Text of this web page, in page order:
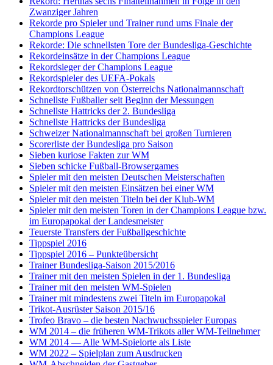
Zwanziger Jahren
Rekorde pro Spieler und Trainer rund ums Finale der
Champions League
Rekorde: Die schnellsten Tore der Bundesliga-Geschichte
Rekordeinsätze in der Champions League
Rekordsieger der Champions League
Rekordspieler des UEFA-Pokals
Rekordtorschützen von Österreichs Nationalmannschaft
Schnellste Fußballer seit Beginn der Messungen
Schnellste Hattricks der 2. Bundesliga
Schnellste Hattricks der Bundesliga
Schweizer Nationalmannschaft bei großen Turnieren
Scorerliste der Bundesliga pro Saison
Sieben kuriose Fakten zur WM
Sieben schicke Fußball-Browsergames
Spieler mit den meisten Deutschen Meisterschaften
Spieler mit den meisten Einsätzen bei einer WM
Spieler mit den meisten Titeln bei der Klub-WM
Spieler mit den meisten Toren in der Champions League bzw.
im Europapokal der Landesmeister
Teuerste Transfers der Fußballgeschichte
Tippspiel 2016
Tippspiel 2016 – Punkteübersicht
Trainer Bundesliga-Saison 2015/2016
Trainer mit den meisten Spielen in der 1. Bundesliga
Trainer mit den meisten WM-Spielen
Trainer mit mindestens zwei Titeln im Europapokal
Trikot-Ausrüster Saison 2015/16
Trofeo Bravo – die besten Nachwuchsspieler Europas
WM 2014 – die früheren WM-Trikots aller WM-Teilnehmer
WM 2014 — Alle WM-Spielorte als Liste
WM 2022 – Spielplan zum Ausdrucken